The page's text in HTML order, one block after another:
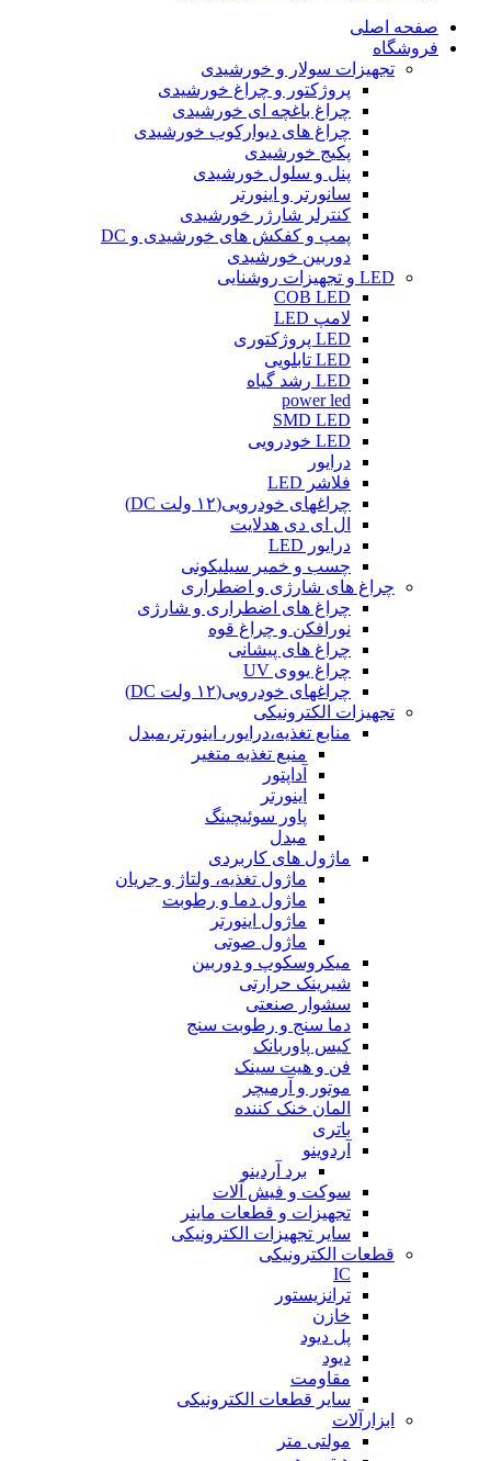
صفحه اصلی
فروشگاه
تجهیزات سولار و خورشیدی
پروژکتور و چراغ خورشیدی
چراغ باغچه ای خورشیدی
چراغ های دیوارکوب خورشیدی
پکیج خورشیدی
پنل و سلول خورشیدی
سانورتر و اینورتر
کنترلر شارژر خورشیدی
پمپ و کفکش های خورشیدی و DC
دوربین خورشیدی
LED و تجهیزات روشنایی
COB LED
لامپ LED
LED پروژکتوری
LED تابلویی
LED رشد گیاه
power led
SMD LED
LED خودرویی
درایور
فلاشر LED
چراغهای خودرویی(۱۲ ولت DC)
ال ای دی هدلایت
درایور LED
چسب و خمیر سیلیکونی
چراغ های شارژی و اضطراری
چراغ های اضطراری و شارژی
نورافکن و چراغ قوه
چراغ های پیشانی
چراغ یووی UV
چراغهای خودرویی(۱۲ ولت DC)
تجهیزات الکترونیکی
منابع تغذیه،درایور، اینورتر،مبدل
منبع تغذیه متغیر
آداپتور
اینورتر
پاور سوئیچینگ
مبدل
ماژول های کاربردی
ماژول تغذیه، ولتاژ و جریان
ماژول دما و رطوبت
ماژول اینورتر
ماژول صوتی
میکروسکوپ و دوربین
شیرینک حرارتی
سشوار صنعتی
دما سنج و رطوبت سنج
کیس پاوربانک
فن و هیت سینک
موتور و آرمیچر
المان خنک کننده
باتری
آردوینو
برد آردینو
سوکت و فیش آلات
تجهیزات و قطعات ماینر
سایر تجهیزات الکترونیکی
قطعات الکترونیکی
IC
ترانزیستور
خازن
پل دیود
دیود
مقاومت
سایر قطعات الکترونیکی
ابزارآلات
مولتی متر